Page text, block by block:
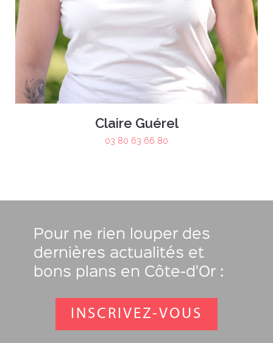
Claire Guérel
03 80 63 66 80
Pour ne rien louper des
dernières actualités et
bons plans en Côte-d'Or :
INSCRIVEZ-VOUS